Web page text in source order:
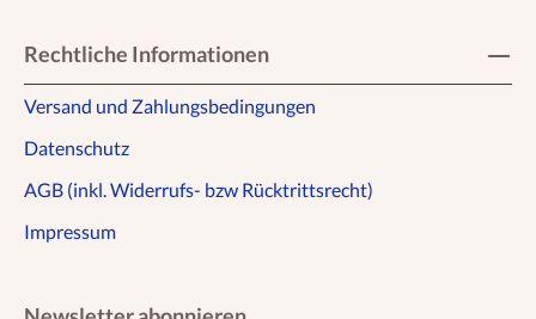
Rechtliche Informationen
Versand und Zahlungsbedingungen
Datenschutz
AGB (inkl. Widerrufs- bzw Rücktrittsrecht)
Impressum